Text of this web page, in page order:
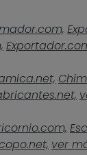
ver